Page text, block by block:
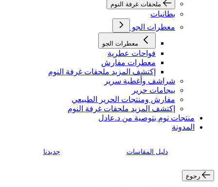
ملحقات غرفة النوم
بطانيات
معطرات الجو
معطرات الجو
فواحات عطرية
معطرات مفارش
إكتشف المزيد ملحقات غرفة النوم
شراشف وأغطية سرير
بيجامات حرير
مفارش ومنتجات الحرير الطبيعي
إكتشف المزيد ملحقات غرفة النوم
منتجات نوم بتوصية من د.عادل
المدونة
دليل المقاسات جديدنا
رجوع